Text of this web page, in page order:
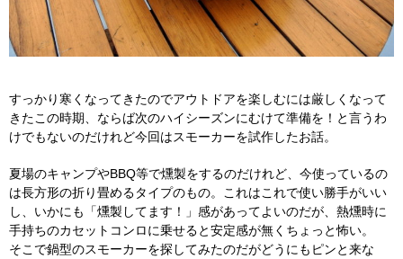
すっかり寒くなってきたのでアウトドアを楽しむには厳しくなって
きたこの時期、ならば次のハイシーズンにむけて準備を！と言うわ
けでもないのだけれど今回はスモーカーを試作したお話。
夏場のキャンプやBBQ等で燻製をするのだけれど、今使っているの
は長方形の折り畳めるタイプのもの。これはこれで使い勝手がいい
し、いかにも「燻製してます！」感があってよいのだが、熱燻時に
手持ちのカセットコンロに乗せると安定感が無くちょっと怖い。
そこで鍋型のスモーカーを探してみたのだがどうにもピンと来な